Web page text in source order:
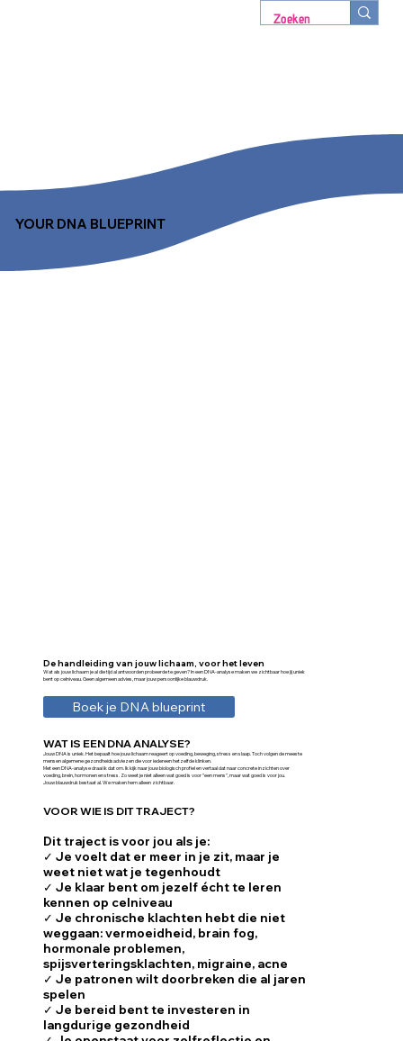
YOUR DNA BLUEPRINT
De handleiding van jouw lichaam, voor het leven
Wat als jouw lichaam je al die tijd al antwoorden probeerde te geven? In een DNA-analyse maken we zichtbaar hoe jij uniek
bent op celniveau. Geen algemeen advies, maar jouw persoonlijke blauwdruk.
Boek je DNA blueprint
WAT IS EEN DNA ANALYSE?
Jouw DNA is uniek. Het bepaalt hoe jouw lichaam reageert op voeding, beweging, stress en slaap. Toch volgen de meeste
mensen algemene gezondheidsadviezen die voor iedereen hetzelfde klinken.
Met een DNA-analyse draai ik dat om. Ik kijk naar jouw biologisch profiel en vertaal dat naar concrete inzichten over
voeding, brein, hormonen en stress. Zo weet je niet alleen wat goed is voor "een mens", maar wat goed is voor jou.
Jouw blauwdruk bestaat al. We maken hem alleen zichtbaar.
VOOR WIE IS DIT TRAJECT?
Dit traject is voor jou als je:
✓ Je voelt dat er meer in je zit, maar je
weet niet wat je tegenhoudt​
✓ Je klaar bent om jezelf écht te leren
kennen op celniveau
✓ Je chronische klachten hebt die niet
weggaan: vermoeidheid, brain fog,
hormonale problemen,
spijsverteringsklachten, migraine, acne
✓ Je patronen wilt doorbreken die al jaren
spelen
✓ Je bereid bent te investeren in
langdurige gezondheid